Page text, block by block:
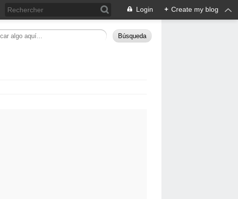
Login + Create my blog